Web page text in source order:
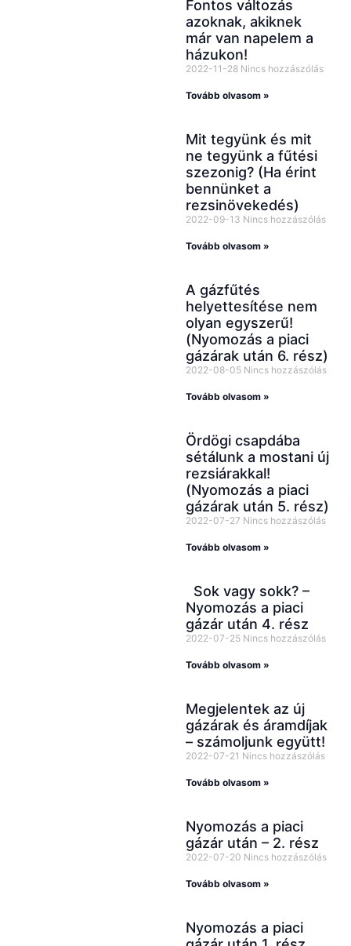
Fontos változás
azoknak, akiknek
már van napelem a
házukon!
2022-11-28 Nincs hozzászólás
Tovább olvasom »
Mit tegyünk és mit
ne tegyünk a fűtési
szezonig? (Ha érint
bennünket a
rezsinövekedés)
2022-09-13 Nincs hozzászólás
Tovább olvasom »
A gázfűtés
helyettesítése nem
olyan egyszerű!
(Nyomozás a piaci
gázárak után 6. rész)
2022-08-05 Nincs hozzászólás
Tovább olvasom »
Ördögi csapdába
sétálunk a mostani új
rezsiárakkal!
(Nyomozás a piaci
gázárak után 5. rész)
2022-07-27 Nincs hozzászólás
Tovább olvasom »
Sok vagy sokk? –
Nyomozás a piaci
gázár után 4. rész
2022-07-25 Nincs hozzászólás
Tovább olvasom »
Megjelentek az új
gázárak és áramdíjak
– számoljunk együtt!
2022-07-21 Nincs hozzászólás
Tovább olvasom »
Nyomozás a piaci
gázár után – 2. rész
2022-07-20 Nincs hozzászólás
Tovább olvasom »
Nyomozás a piaci